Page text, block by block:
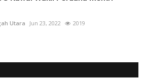
Utara Jun 23, 2022 2019